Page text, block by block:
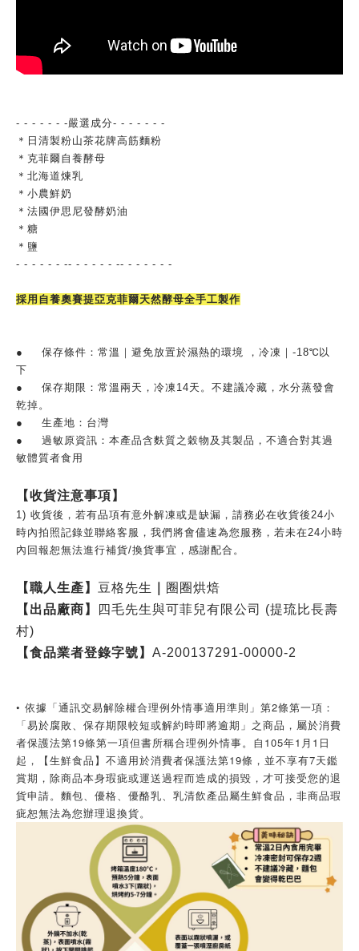
- - - - - - -嚴選成分- - - - - - -
＊日清製粉山茶花牌高筋麵粉
＊克菲爾自養酵母
＊北海道煉乳
＊小農鮮奶
＊法國伊思尼發酵奶油
＊糖
＊鹽
- - - - - - -- - - - - - -- - - - - - -
採用自養奧賽提亞克菲爾天然酵母全手工製作
●
保存條件：常溫｜避免放置於濕熱的環境 ，冷凍｜-18℃以
下
●
保存期限：常溫兩天，冷凍14天。不建議冷藏，水分蒸發會
乾掉。
●
生產地：台灣
●
過敏原資訊：本產品含麩質之穀物及其製品，不適合對其過
敏體質者食用
【收貨注意事項】
1) 收貨後，若有品項有意外解凍或是缺漏，請務必在收貨後 24小
時內拍照記錄並聯絡客服，我們將會儘速為您服務，若未在24小時
內回報恕無法進行補貨/換貨事宜，感謝配合。
【職人生產】 豆格先生
圈圈烘焙
【出品廠商】
四毛先生與可菲兒有限公司 (提琉比長壽
村)
【食品業者登錄字號】 A-200137291-00000-2
• 依據「通訊交易解除權合理例外情事適用準則」第2條第一項：
「易於腐敗、保存期限較短或解約時即將逾期」之商品，屬於消費
者保護法第19條第一項但書所稱合理例外情事。自105年1月1日
起，【生鮮食品】不適用於消費者保護法第19條，並不享有7天鑑
賞期，除商品本身瑕疵或運送過程而造成的損毀，才可接受您的退
貨申請。麵包、優格、優酪乳、乳清飲產品屬生鮮食品，非商品瑕
疵恕無法為您辦理退換貨。